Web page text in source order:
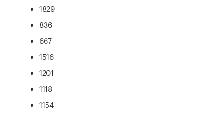
1829
836
667
1516
1201
1118
1154